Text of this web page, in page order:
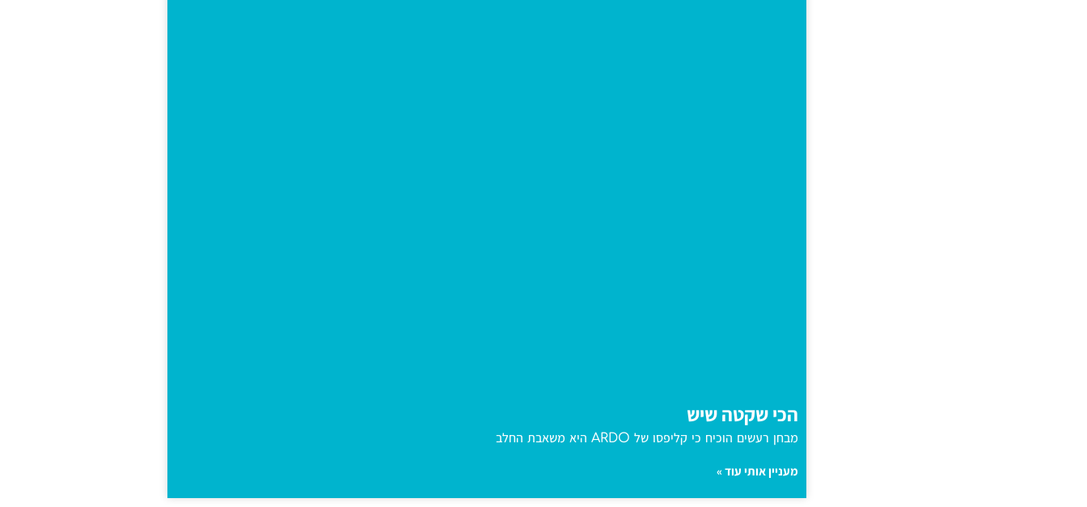
הכי שקטה שיש
מבחן רעשים הוכיח כי קליפסו של ARDO היא משאבת החלב
מעניין אותי עוד »